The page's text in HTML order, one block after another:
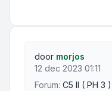
door morjos
12 dec 2023 01:11
Forum: C5 II ( PH 3